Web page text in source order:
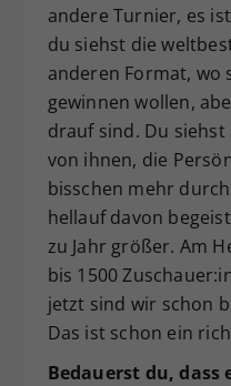
andere Turnier, es
du siehst die
anderen Format, wo
gewinnen wollen,
drauf sind. Du
von ihnen, die
bisschen mehr
hellauf davon
zu Jahr größer. Am
bis 1500
jetzt sind wir schon
Das ist schon ein
Bedauerst du, dass